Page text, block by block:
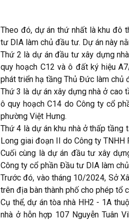
Theo đó, dự án thứ nhất là khu đô
tư DIA làm chủ đầu tư. Dự án này
Thứ 2 là dự án đầu tư xây dựng
quy hoạch C12 và ô đất ký hiệu
phát triển hạ tầng Thủ Đức làm chủ
Thứ 3 là dự án xây dựng nhà ở cao
ô quy hoạch C14 do Công ty cổ
phường Việt Hưng.
Thứ 4 là dự án khu nhà ở thấp tầng
Long giai đoạn II do Công ty TNHH
Cuối cùng là dự án đầu tư xây
Công ty cổ phần Đầu tư DIA làm
Trước đó, vào tháng 10/2024, Sở
trên địa bàn thành phố cho phép tổ
Cụ thể, dự án tòa nhà HH2 - 1A
nhà ở hỗn hợp 107 Nguyễn Tuân